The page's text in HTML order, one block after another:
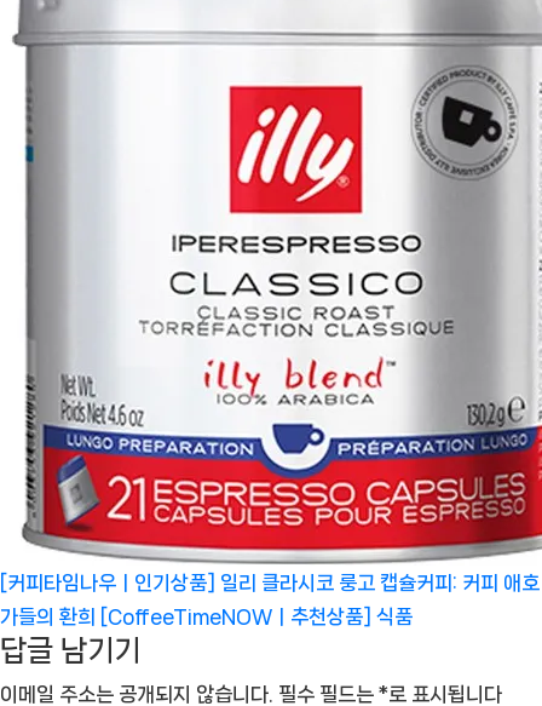
[커피타임나우ㅣ인기상품] 일리 클라시코 룽고 캡슐커피: 커피 애호
가들의 환희 [CoffeeTimeNOWㅣ추천상품] 식품
답글 남기기
이메일 주소는 공개되지 않습니다. 필수 필드는 *로 표시됩니다